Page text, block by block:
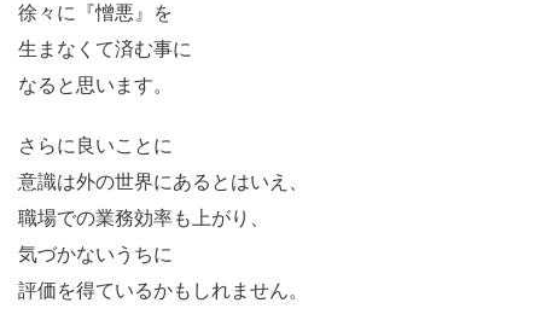
徐々に『憎悪』を
生まなくて済む事に
なると思います。
さらに良いことに
意識は外の世界にあるとはいえ、
職場での業務効率も上がり、
気づかないうちに
評価を得ているかもしれません。